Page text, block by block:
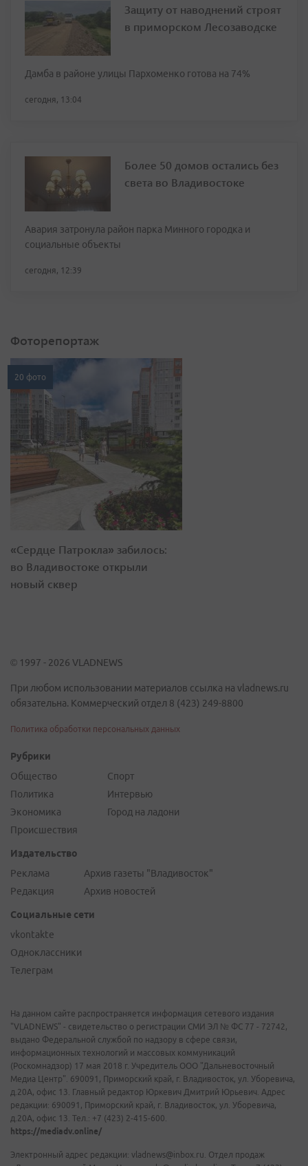
Защиту от наводнений строят
в приморском Лесозаводске
Дамба в районе улицы Пархоменко готова на 74%
сегодня, 13:04
Более 50 домов остались без
света во Владивостоке
Авария затронула район парка Минного городка и
социальные объекты
сегодня, 12:39
Фоторепортаж
20 фото
«Сердце Патрокла» забилось:
во Владивостоке открыли
новый сквер
© 1997 - 2026 VLADNEWS
При любом использовании материалов ссылка на vladnews.ru
обязательна. Коммерческий отдел 8 (423) 249-8800
Политика обработки персональных данных
Рубрики
Общество
Политика
Экономика
Происшествия
Спорт
Интервью
Город на ладони
Издательство
Реклама
Редакция
Архив газеты "Владивосток"
Архив новостей
Социальные сети
vkontakte
Одноклассники
Телеграм
На данном сайте распространяется информация сетевого издания
"VLADNEWS" - свидетельство о регистрации СМИ ЭЛ № ФС 77 - 72742,
выдано Федеральной службой по надзору в сфере связи,
информационных технологий и массовых коммуникаций
(Роскомнадзор) 17 мая 2018 г. Учредитель ООО "Дальневосточный
Медиа Центр". 690091, Приморский край, г. Владивосток, ул. Уборевича,
д.20А, офис 13. Главный редактор Юркевич Дмитрий Юрьевич. Адрес
редакции: 690091, Приморский край, г. Владивосток, ул. Уборевича,
д.20А, офис 13. Тел.: +7 (423) 2-415-600.
https://mediadv.online/
Электронный адрес редакции: vladnews@inbox.ru. Отдел продаж